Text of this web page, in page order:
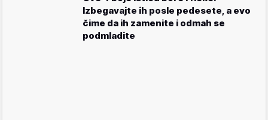
Izbegavajte ih posle pedesete, a evo
čime da ih zamenite i odmah se
podmladite